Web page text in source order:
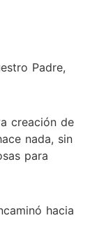
Padre,
creación de
nada, sin
para
hacia